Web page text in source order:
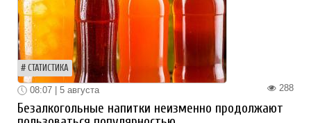
СТАТИСТИКА
288
08:07 | 5 августа
Безалкогольные напитки неизменно продолжают